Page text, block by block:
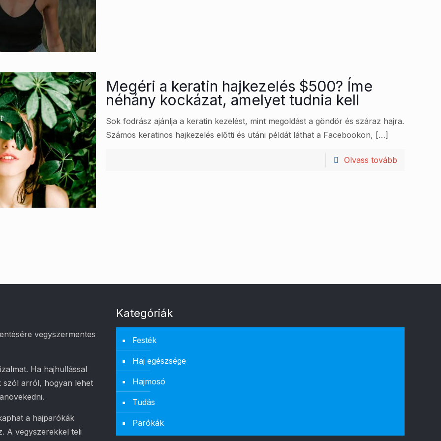
Megéri a keratin hajkezelés $500? Íme
néhány kockázat, amelyet tudnia kell
Sok fodrász ajánlja a keratin kezelést, mint megoldást a göndör és száraz hajra.
Számos keratinos hajkezelés előtti és utáni példát láthat a Facebookon, […]
Olvass tovább
vegyszermentes
Ha hajhullással
szól arról, hogyan lehet
a hajparókák
A vegyszerekkel teli
Kategóriák
Festék
Haj egészsége
Hajmosó
Tudás
Parókák